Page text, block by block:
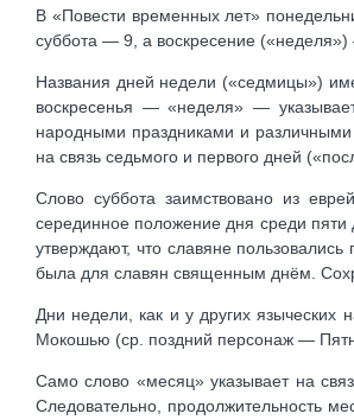
В «Повести временных лет»
суббота — 9, а воскресение («неделя»)
Названия дней недели («седмицы»)
воскресенья — «неделя» —
народными праздниками и
на связь седьмого и первого дней
Слово суббота заимствовано из
серединное положение дня среди пяти
утверждают, что славяне
была для славян священным днём.
Дни недели, как и у других
Мокошью (ср. поздний персонаж —
Само слово «месяц» указывает на
Следовательно, продолжительность